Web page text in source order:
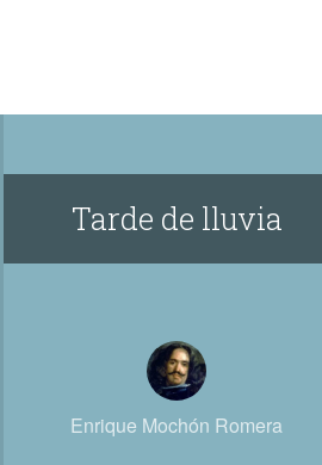
Tarde de lluvia
Enrique Mochón Romera